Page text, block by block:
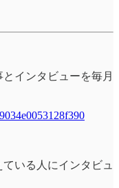
インタビューを毎月
いる人にインタビュ